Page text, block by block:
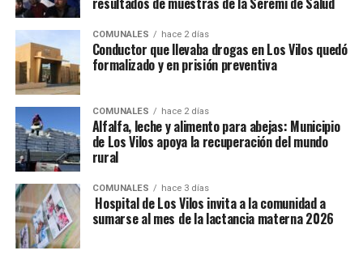
COMUNALES hace 2 días
Conductor que llevaba drogas en Los Vilos quedó
formalizado y en prisión preventiva
COMUNALES hace 2 días
Alfalfa, leche y alimento para abejas: Municipio
de Los Vilos apoya la recuperación del mundo
rural
COMUNALES hace 3 días
Hospital de Los Vilos invita a la comunidad a
sumarse al mes de la lactancia materna 2026